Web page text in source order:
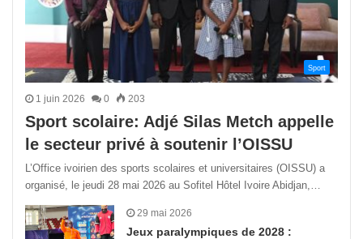
Sport
1 juin 2026 0 203
Sport scolaire: Adjé Silas Metch appelle
le secteur privé à soutenir l’OISSU
L’Office ivoirien des sports scolaires et universitaires (OISSU) a
organisé, le jeudi 28 mai 2026 au Sofitel Hôtel Ivoire Abidjan,…
29 mai 2026
Jeux paralympiques de 2028 :